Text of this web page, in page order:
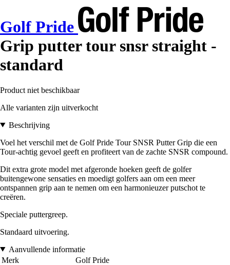
Golf Pride
Grip putter tour snsr straight -
standard
Product niet beschikbaar
Alle varianten zijn uitverkocht
Beschrijving
Voel het verschil met de Golf Pride Tour SNSR Putter Grip die een
Tour-achtig gevoel geeft en profiteert van de zachte SNSR compound.
Dit extra grote model met afgeronde hoeken geeft de golfer
buitengewone sensaties en moedigt golfers aan om een meer
ontspannen grip aan te nemen om een harmonieuzer putschot te
creëren.
Speciale puttergreep.
Standaard uitvoering.
Aanvullende informatie
Merk
Golf Pride